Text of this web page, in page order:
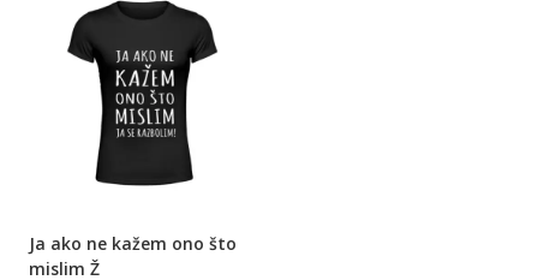
Ja ako ne kažem ono što
mislim Ž